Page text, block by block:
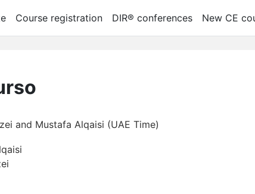
Course registration DIR® conferences New CE
and Mustafa Alqaisi (UAE Time)